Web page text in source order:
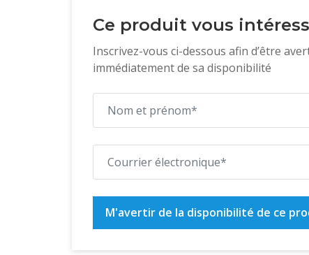
Ce produit vous
Inscrivez-vous ci-dessous afin d’être
immédiatement de sa disponibilité
M'avertir de la disponibilité de ce